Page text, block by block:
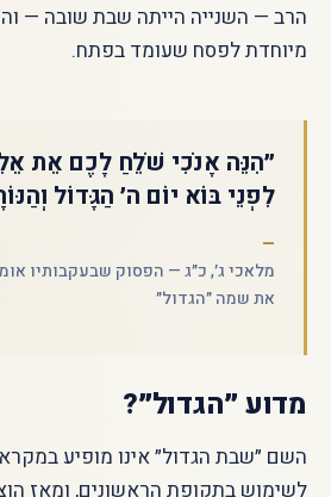
הרב — השנייה הייתה שבת שובה —
מיוחדת לפסח שעומד בפתח.
״הִנֵּה אָנֹכִי שֹׁלֵחַ לָכֶם אֵת
לִפְנֵי בּוֹא יוֹם ה׳ הַגָּדוֹל
מלאכי ג׳, כ״ג — הפסוק שבעקבותיו
את שמה ״הגדול״
מדוע ״הגדול״?
השם ״שבת הגדול״ אינו מופיע
לשימוש בתקופת הראשונים, ומאז